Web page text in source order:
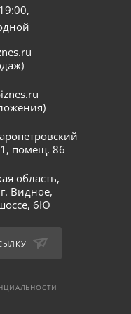
1, помещ. 86
область,
Видное,
6Ю